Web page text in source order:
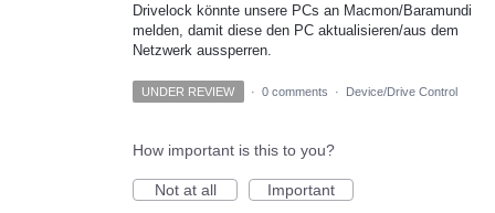
Drivelock könnte unsere PCs an Macmon/Baramundi
melden, damit diese den PC aktualisieren/aus dem
Netzwerk aussperren.
UNDER REVIEW · 0 comments · Device/Drive Control
How important is this to you?
Not at all
Important